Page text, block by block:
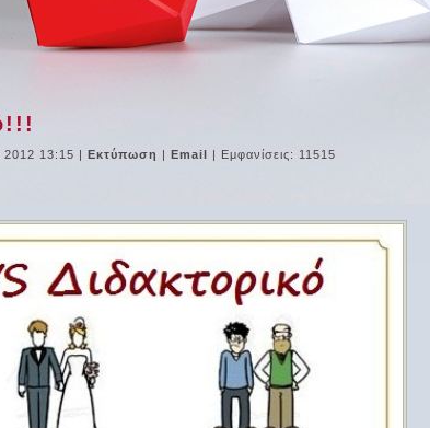
2012 13:15 | Εκτύπωση | Email | Εμφανίσεις: 11515